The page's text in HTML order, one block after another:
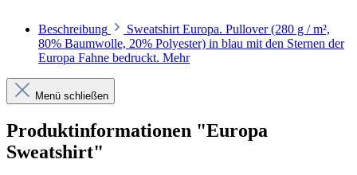
Beschreibung
Sweatshirt Europa. Pullover (280 g / m²,
80% Baumwolle, 20% Polyester) in blau mit den Sternen der
Europa Fahne bedruckt. Mehr
Menü schließen
Produktinformationen "Europa
Sweatshirt"